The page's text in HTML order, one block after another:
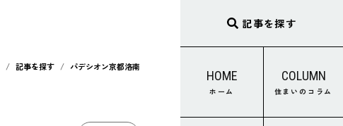
記事を探す パデシオン京都洛南
記事を探す
HOME
ホーム
COLUMN
住まいのコラム